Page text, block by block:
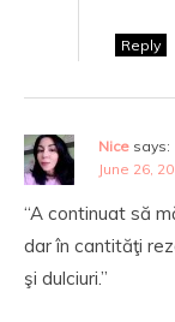
Reply
Nice says:
June 26,
“A continuat să
dar în cantităţi
şi dulciuri.”